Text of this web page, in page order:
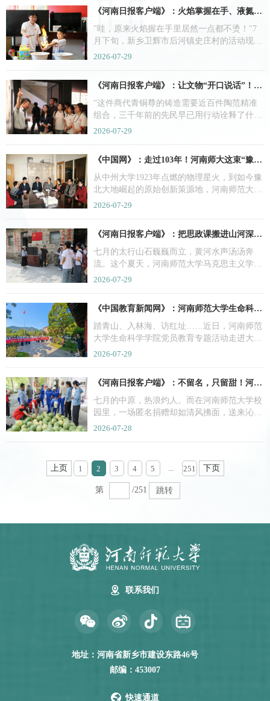
业，把专业课堂搬到基层一线，让青春脚步真
正沾泥土、接地气、有温度。
《河南日报客户端》： 火焰掌握在手、液氮冻脆菜叶，河南师大这堂“流动科学课”点燃乡村娃科创梦
"哇，原来火焰握在手里居然一点都不烫！"7
月下旬，新乡卫辉市后河镇史庄村的活动现
场，孩子们此起彼伏的惊叹声回荡在乡间小
乡凤泉区、延津县、卫辉市等多地乡村社区，
用液氮低温实验、"风火轮"气球、火焰掌、莱
顿瓶静电演示等趣味实验，为乡村孩童打造了
2026-07-29
《河南日报客户端》： 让文物“开口说话”！河南师大师生博物馆研学让青春与历史“双向奔赴”
“这件商代青铜尊的铸造需要近百件陶范精准
组合，三千年前的先民早已用行动诠释了什么
是工匠精神。"近日，在河南博物院青铜展厅
开在文物旁的"微思政课"，正是该校"博物馆
里的思政课"暑期社会实践的生动缩影。
2026-07-29
《中国网 》： 走过103年！河南师大这束“豫”众不同的物理星火，如今正燎原
从中州大学1923年点燃的物理星火，到如今豫
北大地崛起的原始创新策源地，河南师范大学
物理学科走过了103年的峥嵘岁月。作为河南
的“无人区”不断挺进。
2026-07-29
《河南日报客户端》： 把思政课搬进山河深处！河南师大师生行走中原大地解码“何以中国”
七月的太行山石巍巍而立，黄河水声汤汤奔
流。这个夏天，河南师范大学马克思主义学院
70余名师生将思政课堂搬出教室、搬进山河，
追寻信仰根脉，用青春脚步作答"何以中国"的
时代命题。
2026-07-29
《中国教育新闻网 》： 河南师范大学生命科学学院党员教育专题活动走进大别山
踏青山、入林海、访红址……近日，河南师范
大学生命科学学院党员教育专题活动走进大别
山，将山野林地变成教学讲台，将草木山河化
擦亮“红细胞”党建品牌。
2026-07-29
《河南日报客户端》： 不留名，只留甜！河南师大研究生匿名捐2万斤“爱心瓜”，背后故事更甜
七月的中原，热浪灼人。而在河南师范大学校
园里，一场匿名捐赠却如清风拂面，送来沁人
心脾的凉意。
2026-07-28
上页 1 2 3 4 5 ... 251 下页
第 /251 跳转
联系我们
地址：河南省新乡市建设东路46号
邮编：453007
快速通道